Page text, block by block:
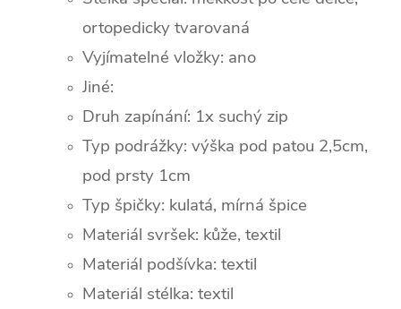
ortopedicky tvarovaná
Vyjímatelné vložky: ano
Jiné:
Druh zapínání: 1x suchý zip
Typ podrážky: výška pod patou 2,5cm,
pod prsty 1cm
Typ špičky: kulatá, mírná špice
Materiál svršek: kůže, textil
Materiál podšívka: textil
Materiál stélka: textil